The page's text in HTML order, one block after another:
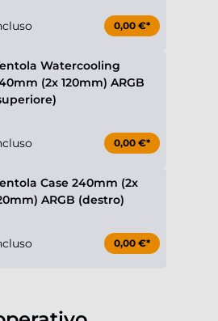
0,00 €*
Watercooling
(2x 120mm) ARGB
0,00 €*
Case 240mm (2x
ARGB (destro)
0,00 €*